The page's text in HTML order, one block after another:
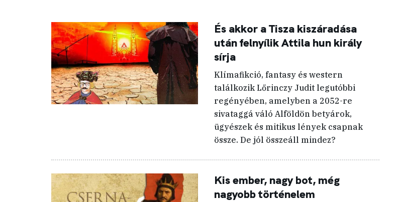
És akkor a Tisza kiszáradása
után felnyílik Attila hun király
sírja
Klímafikció, fantasy és western
találkozik Lőrinczy Judit legutóbbi
regényében, amelyben a 2052-re
sivataggá váló Alföldön betyárok,
ügyészek és mitikus lények csapnak
össze. De jól összeáll mindez?
Kis ember, nagy bot, még
nagyobb történelem